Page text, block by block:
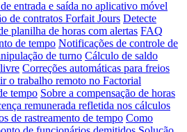
entrada e saída no aplicativo móvel
de contratos Forfait Jours Detecte
planilha de horas com alertas FAQ
de tempo Notificações de controle de
de turno Cálculo de saldo
Correções automáticas para freios
o trabalho remoto no Factorial
tempo Sobre a compensação de horas
remunerada refletida nos cálculos
de rastreamento de tempo Como